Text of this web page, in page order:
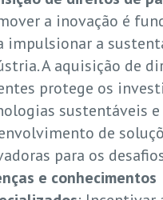
a inovação é
impulsionar a
A aquisição de
protege os
sustentáveis
de
para os
e conhecimentos